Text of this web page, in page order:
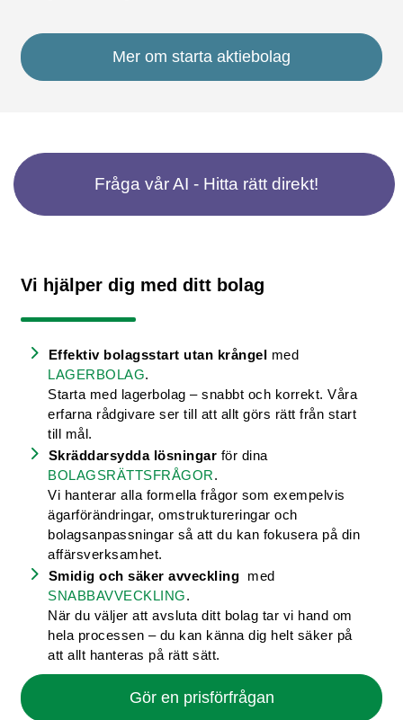
Mer om starta aktiebolag
Fråga vår AI - Hitta rätt direkt!
Vi hjälper dig med ditt bolag
Effektiv bolagsstart utan krångel med
LAGERBOLAG.
Starta med lagerbolag – snabbt och korrekt. Våra
erfarna rådgivare ser till att allt görs rätt från start
till mål.
Skräddarsydda lösningar för dina
BOLAGSRÄTTSFRÅGOR.
Vi hanterar alla formella frågor som exempelvis
ägarförändringar, omstruktureringar och
bolagsanpassningar så att du kan fokusera på din
affärsverksamhet.
Smidig och säker avveckling med
SNABBAVVECKLING.
När du väljer att avsluta ditt bolag tar vi hand om
hela processen – du kan känna dig helt säker på
att allt hanteras på rätt sätt.
Gör en prisförfrågan